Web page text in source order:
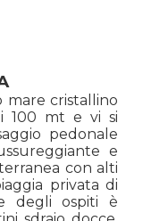
mare cristallino
100 mt e vi si
pedonale
e
con alti
privata di
degli ospiti è